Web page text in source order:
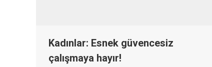
Kadınlar: Esnek güvencesiz
çalışmaya hayır!